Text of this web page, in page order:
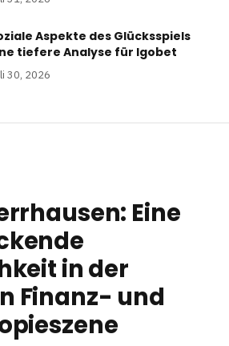
Aspekte des Glücksspiels
tiefere Analyse für Igobet
30, 2026
Eine
in der
Finanz- und